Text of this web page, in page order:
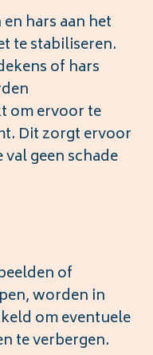
hars aan het
te stabiliseren.
of hars
om ervoor te
Dit zorgt ervoor
geen schade
of
worden in
om eventuele
te verbergen.